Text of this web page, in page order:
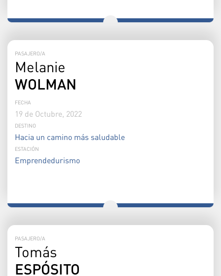
PASAJERO/A
Melanie
WOLMAN
FECHA
19 de Octubre, 2022
DESTINO
Hacia un camino más saludable
ESTACIÓN
Emprendedurismo
PASAJERO/A
Tomás
ESPÓSITO